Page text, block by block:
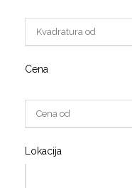
Cena
Lokacija